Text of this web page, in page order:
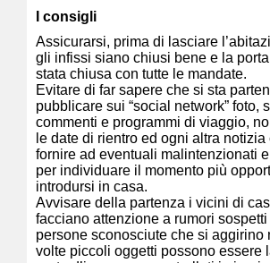
I consigli
Assicurarsi, prima di lasciare
gli infissi siano chiusi bene e la porta
stata chiusa con tutte le mandate.
Evitare di far sapere che si sta
pubblicare sui “social network” foto,
commenti e programmi di viaggio,
le date di rientro ed ogni altra notizia
fornire ad eventuali malintenzionati
per individuare il momento più
introdursi in casa.
Avvisare della partenza i vicini di
facciano attenzione a rumori
persone sconosciute che si aggirino
volte piccoli oggetti possono essere